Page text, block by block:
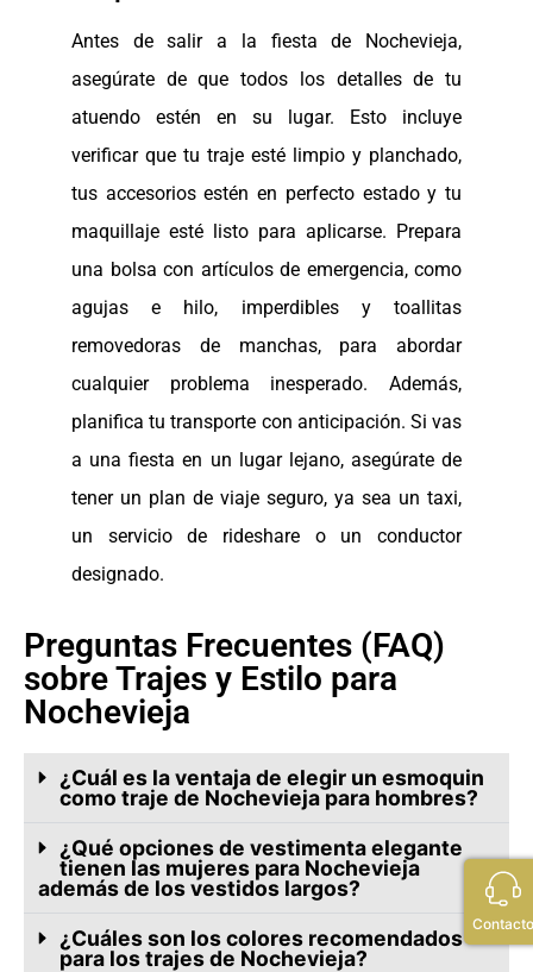
Antes de salir a la fiesta de Nochevieja,
asegúrate de que todos los detalles de tu
atuendo estén en su lugar. Esto incluye
verificar que tu traje esté limpio y planchado,
tus accesorios estén en perfecto estado y tu
maquillaje esté listo para aplicarse. Prepara
una bolsa con artículos de emergencia, como
agujas e hilo, imperdibles y toallitas
removedoras de manchas, para abordar
cualquier problema inesperado. Además,
planifica tu transporte con anticipación. Si vas
a una fiesta en un lugar lejano, asegúrate de
tener un plan de viaje seguro, ya sea un taxi,
un servicio de rideshare o un conductor
designado.
Preguntas Frecuentes (FAQ)
sobre Trajes y Estilo para
Nochevieja
¿Cuál es la ventaja de elegir un esmoquin
como traje de Nochevieja para hombres?
¿Qué opciones de vestimenta elegante
tienen las mujeres para Nochevieja
además de los vestidos largos?
¿Cuáles son los colores recomendados
para los trajes de Nochevieja?
Contacto